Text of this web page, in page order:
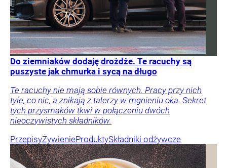
Do ziemniaków dodaję drożdże. Te racuchy są
puszyste jak chmurka i sycą na długo
Te racuchy nie mają sobie równych. Pracy przy nich
tyle, co nic, a znikają z talerzy w mgnieniu oka. Sekret
tych przysmaków tkwi w połączeniu dwóch
nieoczywistych składników.
PrzepisyŻywienieProduktySkładniki odżywcze